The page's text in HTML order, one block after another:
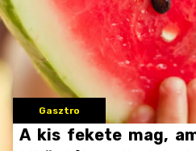
Gasztro
A kis fekete mag,